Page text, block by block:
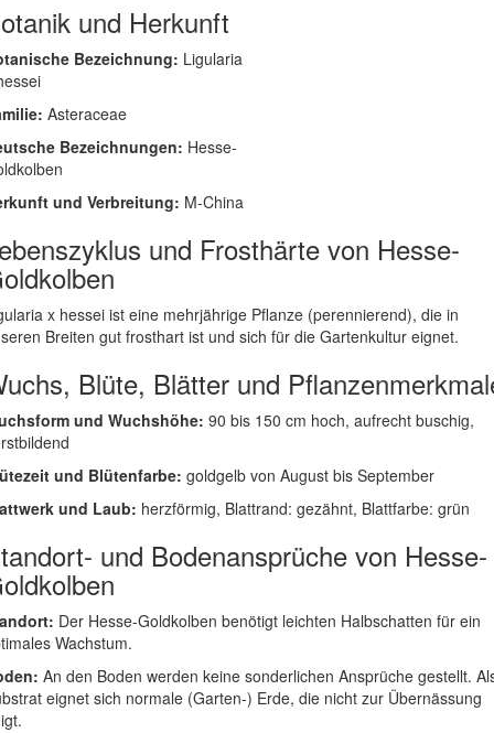
und Herkunft
Bezeichnung: Ligularia
Asteraceae
Bezeichnungen: Hesse-
und Verbreitung: M-China
und Frosthärte von Hesse-
x hessei ist eine mehrjährige Pflanze (perennierend), die in
Breiten gut frosthart ist und sich für die Gartenkultur eignet.
Blüte, Blätter und
und Wuchshöhe: 90 bis 150 cm hoch, aufrecht buschig,
und Blütenfarbe: goldgelb von August bis September
und Laub: herzförmig, Blattrand: gezähnt, Blattfarbe: grün
und Bodenansprüche von Hesse-
Der Hesse-Goldkolben benötigt leichten Halbschatten für ein
Wachstum.
An den Boden werden keine sonderlichen Ansprüche gestellt.
eignet sich normale (Garten-) Erde, die nicht zur Übernässung